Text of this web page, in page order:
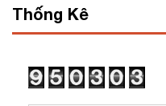
Thống Kê